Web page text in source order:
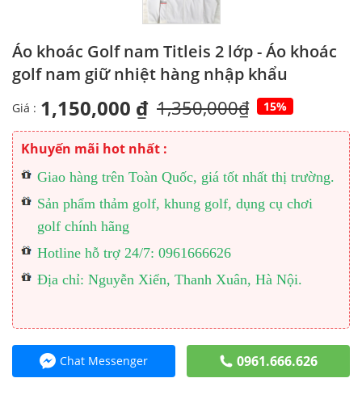
Áo khoác Golf nam Titleis 2 lớp - Áo khoác
golf nam giữ nhiệt hàng nhập khẩu
Giá : 1,150,000 ₫ 1,350,000₫ 15%
Khuyến mãi hot nhất :
Giao hàng trên Toàn Quốc, giá tốt nhất thị trường.
Sản phẩm thảm golf, khung golf, dụng cụ chơi
golf chính hãng
Hotline hỗ trợ 24/7: 0961666626
Địa chỉ: Nguyễn Xiển, Thanh Xuân, Hà Nội.
Chat Messenger 0961.666.626